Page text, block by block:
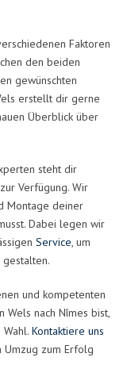
Faktoren
den beiden
gewünschten
erstellt dir gerne
Überblick über
steht dir
Verfügung. Wir
Montage deiner
Dabei legen wir
Service, um
und kompetenten
Wels nach Nîmes bist,
Kontaktiere uns
Umzug zum Erfolg